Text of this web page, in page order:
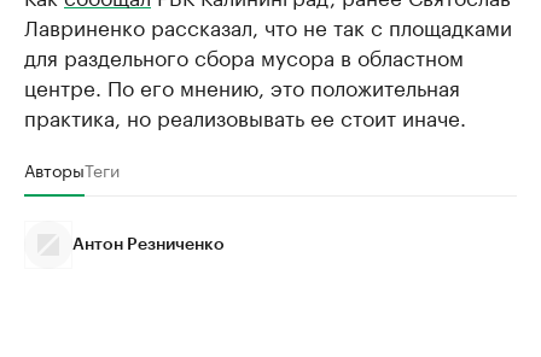
Лавриненко рассказал, что не так с площадками
для раздельного сбора мусора в областном
центре. По его мнению, это положительная
практика, но реализовывать ее стоит иначе.
АвторыТеги
Антон Резниченко